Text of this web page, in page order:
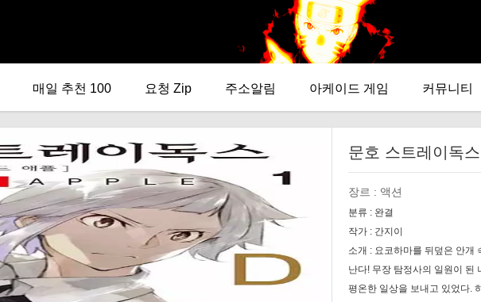
매일 추천 100 요청 Zip 주소알림 아케이드 게임 커뮤니티
문호 스트레이독
장르 : 액션
분류 : 완결
작가 : 간지이
소개 : 요코하마를 뒤덮은 안개
난다! 무장 탐정사의 일원이 된
평온한 일상을 보내고 있었다.